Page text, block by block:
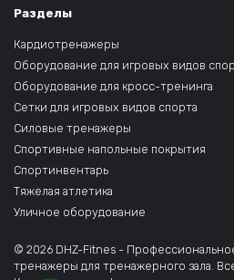
Разделы
Кардиотренажеры
Оборудование для игровых видов
Оборудование для кросс-тренинга
Сетки для игровых видов спорта
Силовые тренажеры
Спортивные напольные покрытия
Спортинвентарь
Тяжелая атлетика
Уличное оборудование
© 2026 DHZ-Fitnes -
тренажеры для тренажерного зала.